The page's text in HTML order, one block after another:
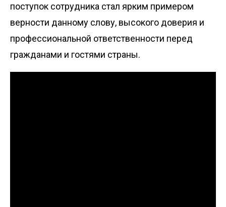
поступок сотрудника стал ярким примером
верности данному слову, высокого доверия и
профессиональной ответственности перед
гражданами и гостями страны.